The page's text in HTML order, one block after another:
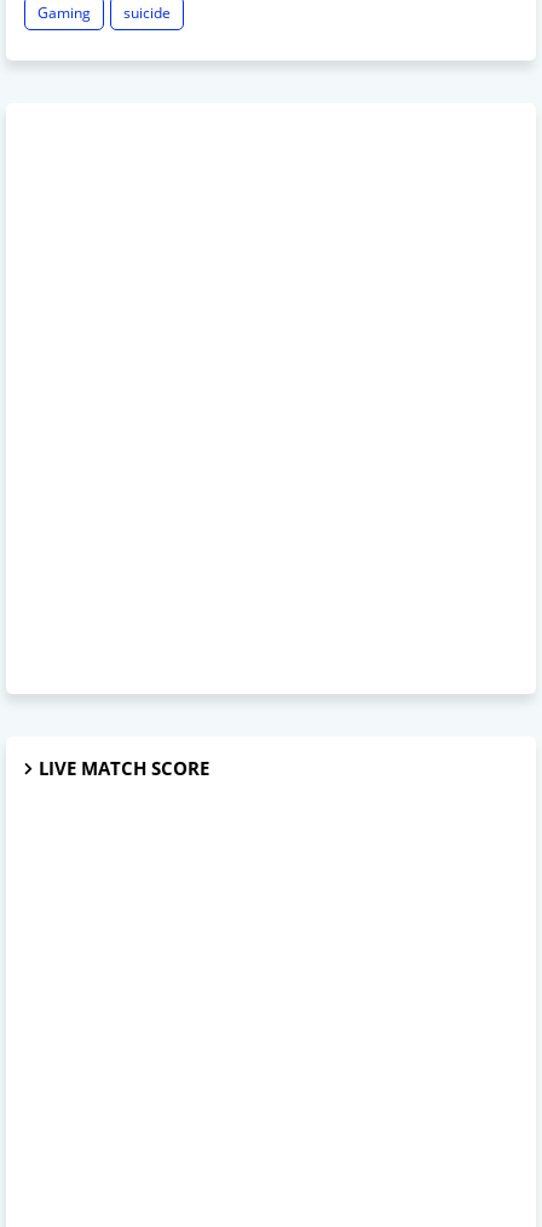
Gaming
suicide
LIVE MATCH SCORE